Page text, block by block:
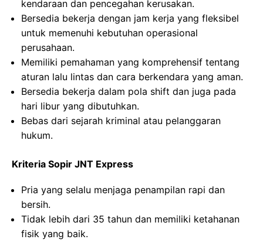
kendaraan dan pencegahan kerusakan.
Bersedia bekerja dengan jam kerja yang fleksibel
untuk memenuhi kebutuhan operasional
perusahaan.
Memiliki pemahaman yang komprehensif tentang
aturan lalu lintas dan cara berkendara yang aman.
Bersedia bekerja dalam pola shift dan juga pada
hari libur yang dibutuhkan.
Bebas dari sejarah kriminal atau pelanggaran
hukum.
Kriteria Sopir JNT Express
Pria yang selalu menjaga penampilan rapi dan
bersih.
Tidak lebih dari 35 tahun dan memiliki ketahanan
fisik yang baik.